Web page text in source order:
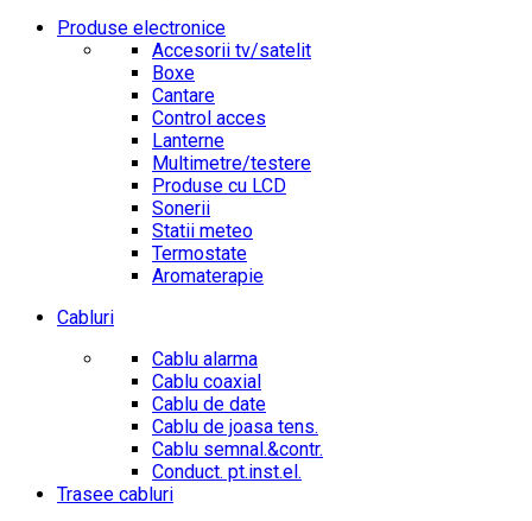
Produse electronice
Accesorii tv/satelit
Boxe
Cantare
Control acces
Lanterne
Multimetre/testere
Produse cu LCD
Sonerii
Statii meteo
Termostate
Aromaterapie
Cabluri
Cablu alarma
Cablu coaxial
Cablu de date
Cablu de joasa tens.
Cablu semnal.&contr.
Conduct. pt.inst.el.
Trasee cabluri